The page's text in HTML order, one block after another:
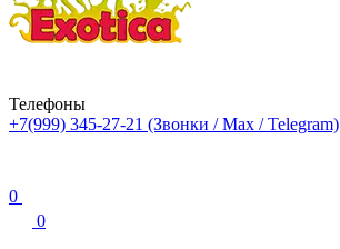
Телефоны
+7(999) 345-27-21 (Звонки / Max / Telegram)
0
0